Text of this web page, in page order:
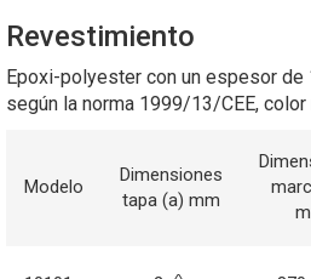
Revestimiento
Epoxi-polyester con un espesor
según la norma 1999/13/CEE,
Modelo
Dimensiones
tapa (a) mm